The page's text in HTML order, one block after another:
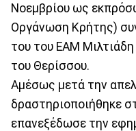
Νοεμβρίου ως
Οργάνωση Κρήτης)
του του ΕΑΜ
του Θερίσσου.
Αμέσως μετά την
δραστηριοποιήθηκε
επανεξέδωσε την